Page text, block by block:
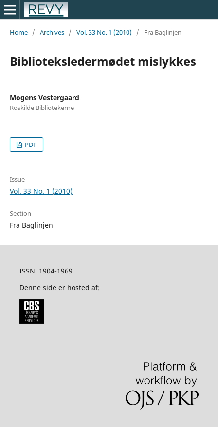
Home / Archives / Vol. 33 No. 1 (2010) / Fra Baglinjen
Biblioteksledermødet mislykkes
Mogens Vestergaard
Roskilde Bibliotekerne
PDF
Issue
Vol. 33 No. 1 (2010)
Section
Fra Baglinjen
ISSN: 1904-1969
Denne side er hosted af: